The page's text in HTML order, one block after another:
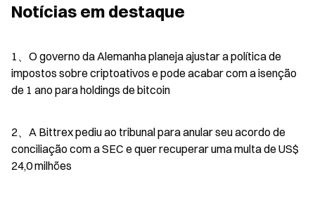
Notícias em destaque
1、O governo da Alemanha planeja ajustar a política de
impostos sobre criptoativos e pode acabar com a isenção
de 1 ano para holdings de bitcoin
2、A Bittrex pediu ao tribunal para anular seu acordo de
conciliação com a SEC e quer recuperar uma multa de US$
24,0 milhões